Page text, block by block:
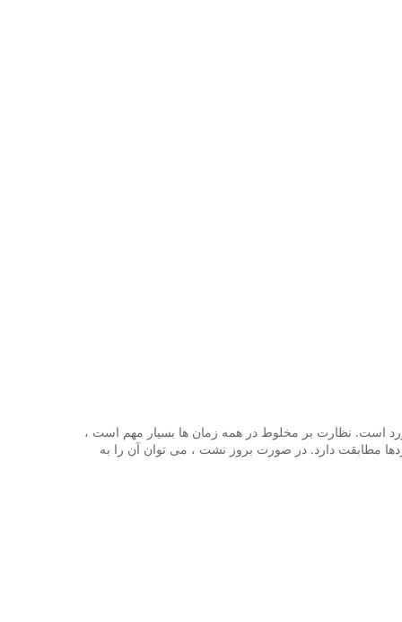
است. نظارت بر مخلوط در همه زمان ها بسیار مهم است ،
مطابقت دارد. در صورت بروز نشت ، می توان آن را به